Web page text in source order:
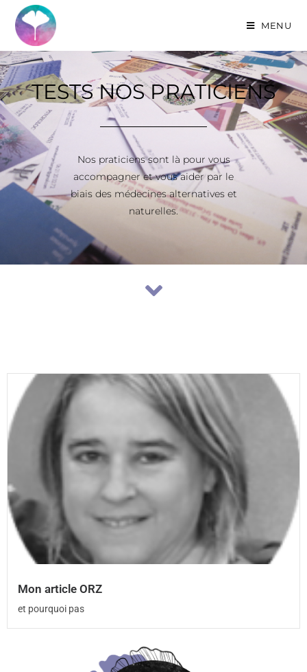
MENU
TESTS NOS PRATICIENS
Nos praticiens sont là pour vous
accompagner et vous aider par le
biais des médecines alternatives et
naturelles.
Mon article ORZ
et pourquoi pas